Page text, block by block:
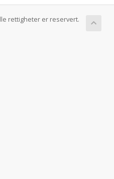
rettigheter er reservert.